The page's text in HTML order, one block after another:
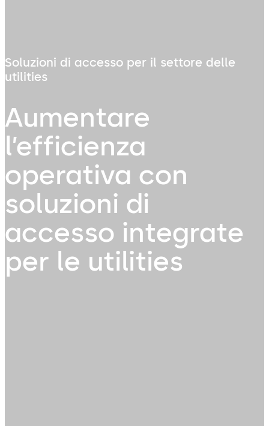
Soluzioni di accesso per il settore delle
utilities
Aumentare
l’efficienza
operativa con
soluzioni di
accesso integrate
per le utilities